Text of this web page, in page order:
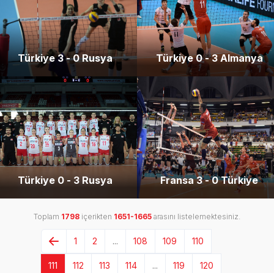
Türkiye 3 - 0 Rusya Türkiye 0 - 3 Almanya
Türkiye 0 - 3 Rusya Fransa 3 - 0 Türkiye
Toplam 1798 içerikten 1651-1665 arasını listelemektesiniz.
1 2 ... 108 109 110
111 112 113 114 ... 119 120